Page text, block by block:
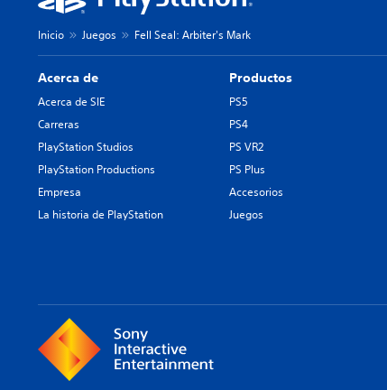
Inicio Juegos Fell Seal: Arbiter's Mark
Acerca de
Acerca de SIE
Carreras
PlayStation Studios
PlayStation Productions
Empresa
La historia de PlayStation
Productos
PS5
PS4
PS VR2
PS Plus
Accesorios
Juegos